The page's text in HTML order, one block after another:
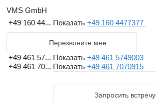
VMS GmbH
+49 160 44... Показать +49 160 4477377
Перезвоните мне
+49 461 57... Показать +49 461 5749003
+49 461 70... Показать +49 461 7070915
Запросить встречу